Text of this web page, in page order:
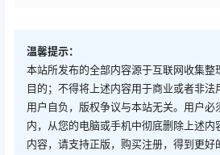
温馨提示：
本站所发布的全部内容源于互联网收集整
目的；不得将上述内容用于商业或者非
用户自负，版权争议与本站无关。用户必
内，从您的电脑或手机中彻底删除上述内
内容，请支持正版，购买注册，得到更